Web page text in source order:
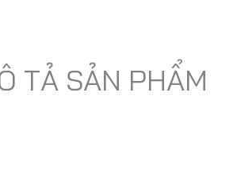
TẢ SẢN PHẨM